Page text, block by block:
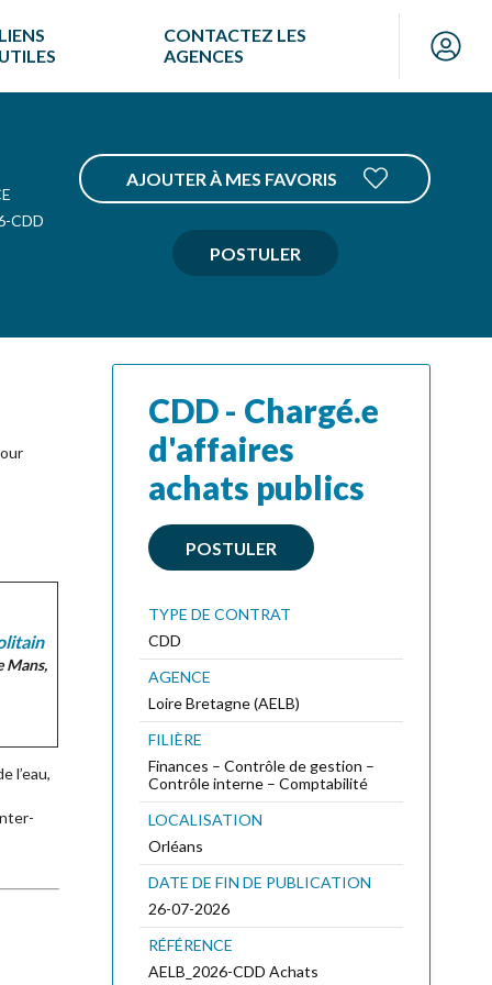
CONTACTEZ LES
AGENCES
CDD
AJOUTER À MES FAVORIS
POSTULER
Mans,
l’eau,
CDD - Chargé.e
d'affaires
achats publics
POSTULER
TYPE DE CONTRAT
CDD
AGENCE
Loire Bretagne (AELB)
FILIÈRE
Finances – Contrôle de gestion –
Contrôle interne – Comptabilité
LOCALISATION
Orléans
DATE DE FIN DE PUBLICATION
26-07-2026
RÉFÉRENCE
AELB_2026-CDD Achats